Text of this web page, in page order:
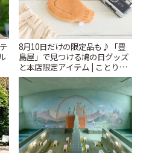
8月10日だけの限定品も♪「豊
島屋」で見つける鳩の日グッズ
と本店限定アイテム | ことりっ
ぷ